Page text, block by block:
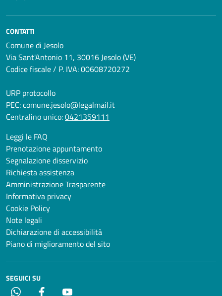
CONTATTI
Comune di Jesolo
Via Sant'Antonio 11, 30016 Jesolo (VE)
Codice fiscale / P. IVA: 00608720272
URP protocollo
PEC:comune.jesolo@legalmail.it
Centralino unico:0421359111
Leggi le FAQ
Prenotazione appuntamento
Segnalazione disservizio
Richiesta assistenza
Amministrazione Trasparente
Informativa privacy
Cookie Policy
Note legali
Dichiarazione di accessibilità
Piano di miglioramento del sito
SEGUICI SU
Whatsapp Facebook